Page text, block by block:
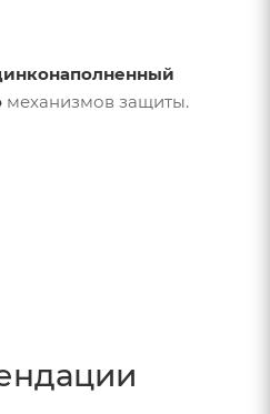
механизмов защиты.